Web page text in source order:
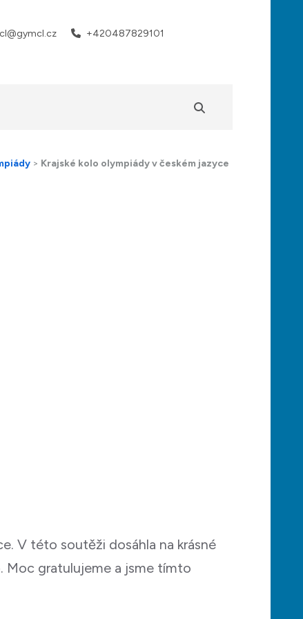
+420487829101
> Krajské kolo olympiády v českém jazyce
V této soutěži dosáhla na krásné
Moc gratulujeme a jsme tímto